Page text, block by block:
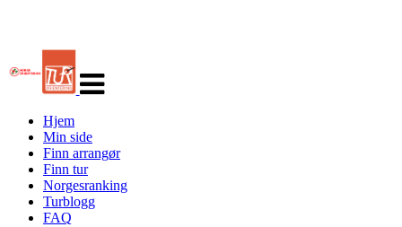
navigasjon
Hjem
Min side
Finn arrangør
Finn tur
Norgesranking
Turblogg
FAQ